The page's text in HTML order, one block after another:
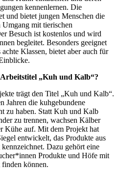
kennenlernen. Die
und bietet jungen Menschen die
mit tierischen
Besuch ist kostenlos und wird
begleitet. Besonders geeignet
Klassen, bietet aber auch für
„Kuh und Kalb“?
trägt den Titel „Kuh und Kalb“.
Jahren die kuhgebundene
zu haben. Statt Kuh und Kalb
zu trennen, wachsen Kälber
Kühe auf. Mit dem Projekt hat
entwickelt, das Produkte aus
Dazu gehört eine
Produkte und Höfe mit
können.